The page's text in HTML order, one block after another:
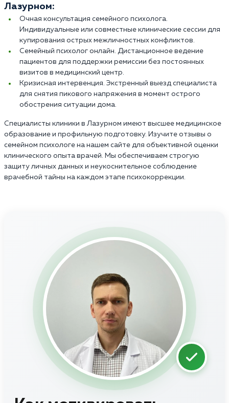
Лазурном:
Очная консультация семейного психолога.
Индивидуальные или совместные клинические сессии для
купирования острых межличностных конфликтов.
Семейный психолог онлайн. Дистанционное ведение
пациентов для поддержки ремиссии без постоянных
визитов в медицинский центр.
Кризисная интервенция. Экстренный выезд специалиста
для снятия пикового напряжения в момент острого
обострения ситуации дома.
Специалисты клиники в Лазурном имеют высшее медицинское
образование и профильную подготовку. Изучите отзывы о
семейном психологе на нашем сайте для объективной оценки
клинического опыта врачей. Мы обеспечиваем строгую
защиту личных данных и неукоснительное соблюдение
врачебной тайны на каждом этапе психокоррекции.